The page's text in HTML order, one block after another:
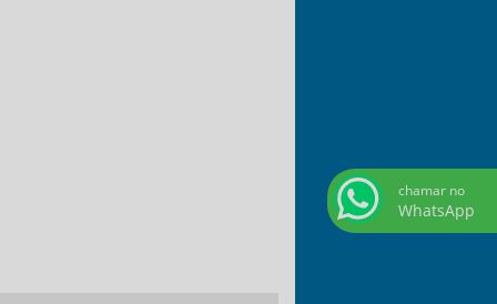
chamar no
WhatsApp